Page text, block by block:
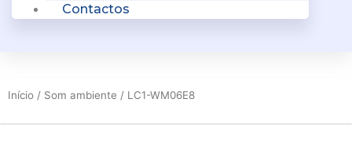
Contactos
Início / Som ambiente / LC1-WM06E8